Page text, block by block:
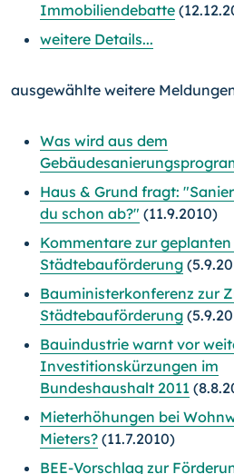
Immobiliendebatte
weitere Details...
ausgewählte weitere
Was wird aus dem
Haus & Grund fragt:
du schon ab?" (11.9.2010)
Kommentare zur
Städtebauförderung
Bauministerkonferenz zur
Städtebauförderung
Bauindustrie warnt vor
Investitionskürzungen im
Bundeshaushalt 2011
Mieterhöhungen bei
Mieters? (11.7.2010)
BEE-Vorschlag zur